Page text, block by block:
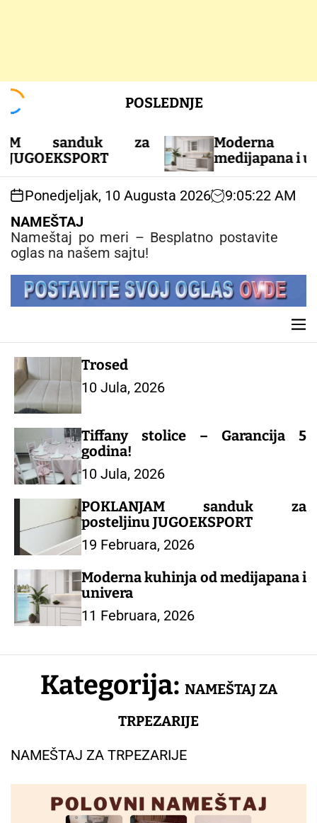
c
POSLEDNJE
Moderna kuhinja od
medijapana i univera
Ponedjeljak, 10 Augusta 2026 9:05:23 AM
NAMEŠTAJ
Nameštaj po meri – Besplatno postavite
oglas na našem sajtu!
M
e
Trosed
10 Jula, 2026
Tiffany stolice – Garancija 5
godina!
10 Jula, 2026
POKLANJAM sanduk za
posteljinu JUGOEKSPORT
19 Februara, 2026
Moderna kuhinja od medijapana i
univera
11 Februara, 2026
Kategorija: NAMEŠTAJ ZA
TRPEZARIJE
NAMEŠTAJ ZA TRPEZARIJE